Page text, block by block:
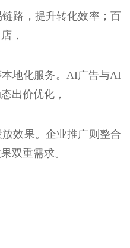
路，提升转化效率；百
，
地化服务。AI广告与AI
出价优化，
效果。企业推广则整合
双重需求。